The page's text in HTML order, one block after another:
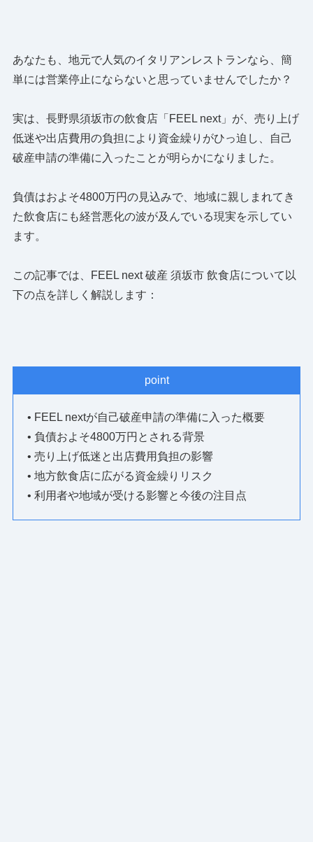
あなたも、地元で人気のイタリアンレストランなら、簡
単には営業停止にならないと思っていませんでしたか？
実は、長野県須坂市の飲食店「FEEL next」が、売り上げ
低迷や出店費用の負担により資金繰りがひっ迫し、自己
破産申請の準備に入ったことが明らかになりました。
負債はおよそ4800万円の見込みで、地域に親しまれてき
た飲食店にも経営悪化の波が及んでいる現実を示してい
ます。
この記事では、FEEL next 破産 須坂市 飲食店について以
下の点を詳しく解説します：
point
• FEEL nextが自己破産申請の準備に入った概要
• 負債およそ4800万円とされる背景
• 売り上げ低迷と出店費用負担の影響
• 地方飲食店に広がる資金繰りリスク
• 利用者や地域が受ける影響と今後の注目点